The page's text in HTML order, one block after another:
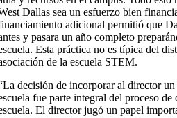
Dallas sea un esfuerzo bien
adicional permitió que
y pasara un año completo
Esta práctica no es típica del
de la escuela STEM.
decisión de incorporar al director un
fue parte integral del proceso
El director jugó un papel